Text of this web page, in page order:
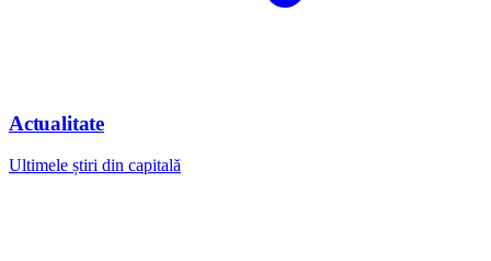
Actualitate
Ultimele știri din capitală